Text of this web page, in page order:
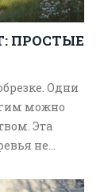
ПРОСТЫЕ
Одни
можно
Эта
не